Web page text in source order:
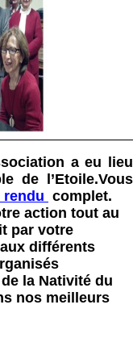
a eu lieu
de l’Etoile.Vous
rendu complet.
action tout au
par votre
différents
la Nativité du
nos meilleurs